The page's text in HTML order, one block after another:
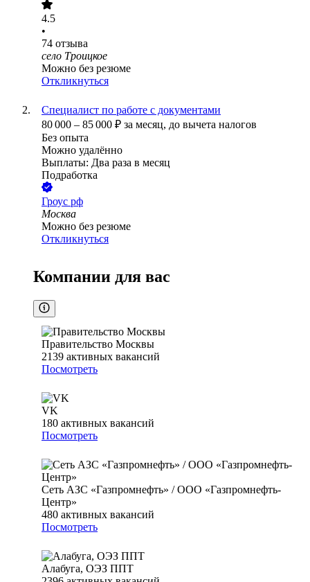
4.5
•
74 отзыва
село Троицкое
Можно без резюме
Откликнуться
Специалист по работе с документами
80 000 – 85 000 ₽ за месяц, до вычета налогов
Без опыта
Можно удалённо
Выплаты: Два раза в месяц
Подработка
Гроус рф
Москва
Можно без резюме
Откликнуться
Компании для вас
Правительство Москвы
2139 активных вакансий
Посмотреть
VK
180 активных вакансий
Посмотреть
Сеть АЗС «Газпромнефть» / ООО «Газпромнефть-
Центр»
480 активных вакансий
Посмотреть
Алабуга, ОЭЗ ППТ